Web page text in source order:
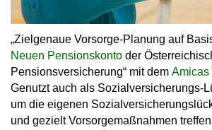
„Zielgenaue Vorsorge-Planung auf
Neuen Pensionskonto der
Pensionsversicherung“ mit dem Amicas
Genutzt auch als Sozialversicherungs-
um die eigenen
und gezielt Vorsorgemaßnahmen